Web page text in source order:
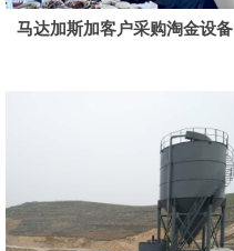
马达加斯加客户采购淘金设备